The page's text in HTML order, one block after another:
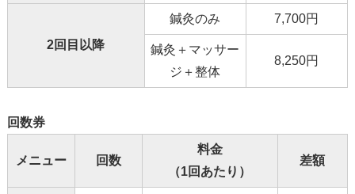
2回目以降
鍼灸のみ 7,700円
鍼灸＋マッサー
ジ＋整体
8,250円
回数券
メニュー 回数
料金
（1回あたり）
差額